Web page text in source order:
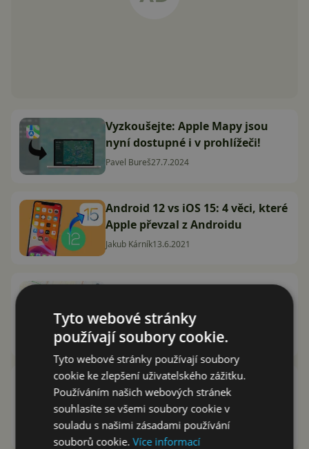
Vyzkoušejte: Apple Mapy jsou
nyní dostupné i v prohlížeči!
Pavel Bureš27.7.2024
Android 12 vs iOS 15: 4 věci, které
Apple převzal z Androidu
Jakub Kárník13.6.2021
Google Mapy budou ukazovat
let. O co jde?
Marek Houser9.7.2020
U uživatelů stále jasně vítězí
Google Mapy. Waze i Apple Mapy
nejsou tak oblíbené
12.7.2018
Tyto webové stránky
používají soubory cookie.
Tyto webové stránky používají soubory
cookie ke zlepšení uživatelského zážitku.
Používáním našich webových stránek
souhlasíte se všemi soubory cookie v
souladu s našimi zásadami používání
souborů cookie.Více informací